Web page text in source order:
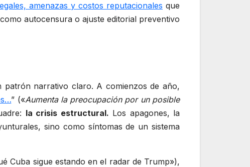
amenazas y costos reputacionales que
autocensura o ajuste editorial preventivo
patrón narrativo claro. A comienzos de año,
” («Aumenta la preocupación por un posible
la crisis estructural. Los apagones, la
sino como síntomas de un sistema
Cuba sigue estando en el radar de Trump»),